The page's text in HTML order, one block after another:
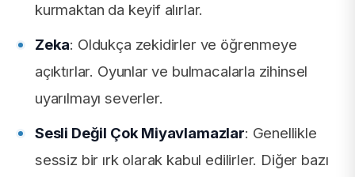
kurmaktan da keyif alırlar.
Zeka: Oldukça zekidirler ve öğrenmeye
açıktırlar. Oyunlar ve bulmacalarla zihinsel
uyarılmayı severler.
Sesli Değil Çok Miyavlamazlar: Genellikle
sessiz bir ırk olarak kabul edilirler. Diğer bazı